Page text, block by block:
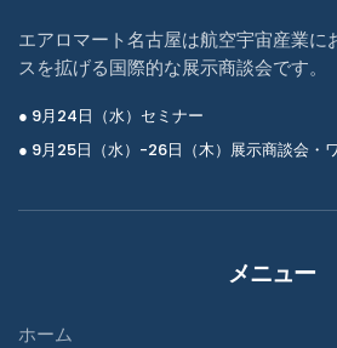
エアロマート名古屋は航空宇宙産業に
スを拡げる国際的な展示商談会です。
● 9月24日（水）セミナー
● 9月25日（水）-26日（木）展示商談会・
メニュー
ホーム